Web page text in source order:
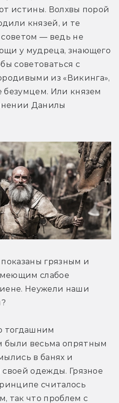
истины. Волхвы порой
князей, и те
— ведь не
у мудреца, знающего
советоваться с
из «Викинга»,
Или князем
Данилы
грязным и
слабое
Неужели наши
тогдашним
были весьма опрятным
в банях и
одежды. Грязное
считалось
так что проблем с